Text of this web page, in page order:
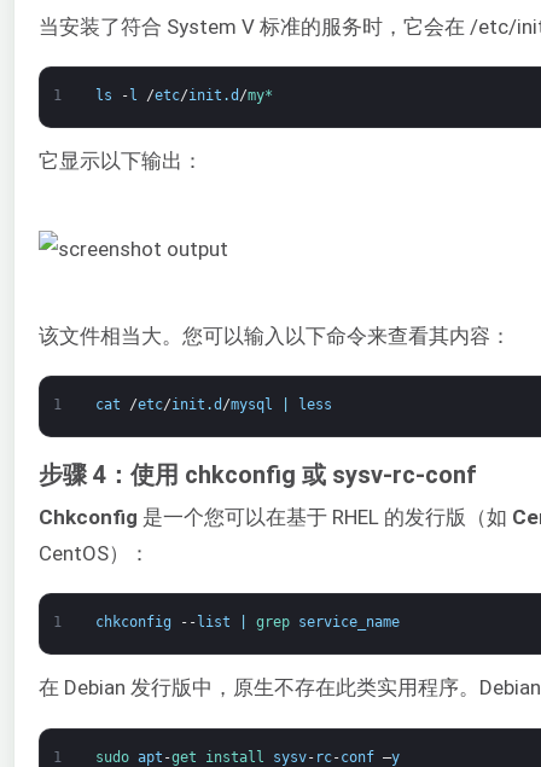
当安装了符合 System V 标准的服务时，它会在 /etc/
1 ls - l /etc/init .d /my*
它显示以下输出：
该文件相当大。您可以输入以下命令来查看其内容：
1 cat /etc/init .d /mysql less
步骤 4：使用 chkconfig 或 sysv-rc-conf
Chkconfig 是一个您可以在基于 RHEL 的发行版（如
CentOS）：
1 chkconfig -- list grep service_name
在 Debian 发行版中，原生不存在此类实用程序。
1 sudo apt -get install sysv- rc-conf –y